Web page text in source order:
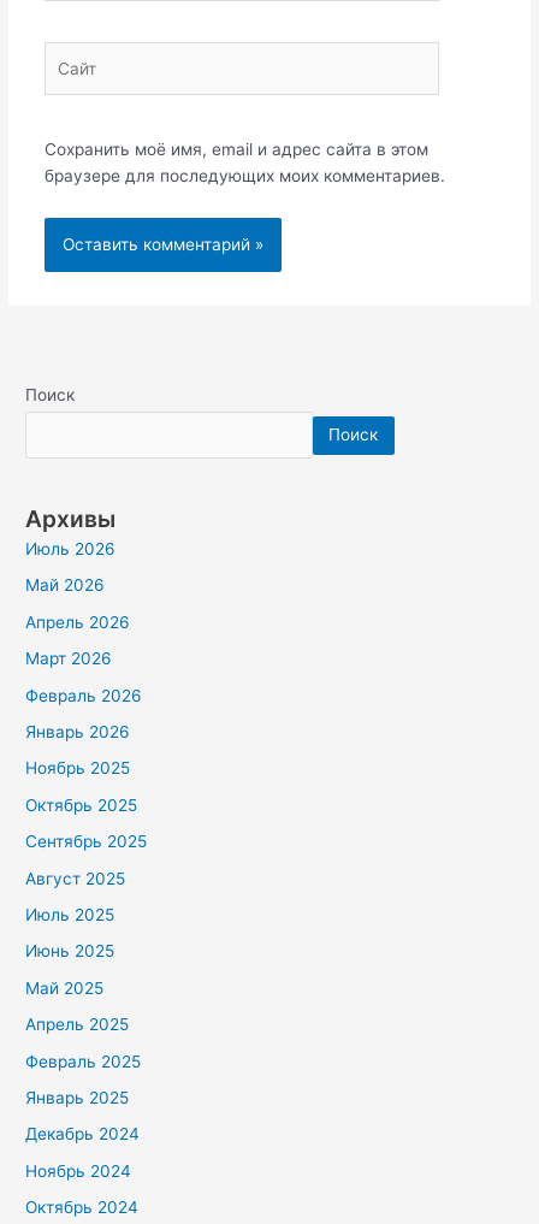
Сохранить моё имя, email и адрес сайта в этом
браузере для последующих моих комментариев.
Поиск
Поиск
Архивы
Июль 2026
Май 2026
Апрель 2026
Март 2026
Февраль 2026
Январь 2026
Ноябрь 2025
Октябрь 2025
Сентябрь 2025
Август 2025
Июль 2025
Июнь 2025
Май 2025
Апрель 2025
Февраль 2025
Январь 2025
Декабрь 2024
Ноябрь 2024
Октябрь 2024